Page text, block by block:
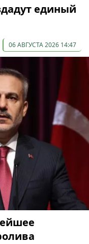
единый
06 АВГУСТА 2026 14:47